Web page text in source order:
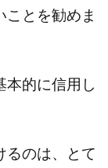
ことを勧めま
本的に信用し
るのは、とて